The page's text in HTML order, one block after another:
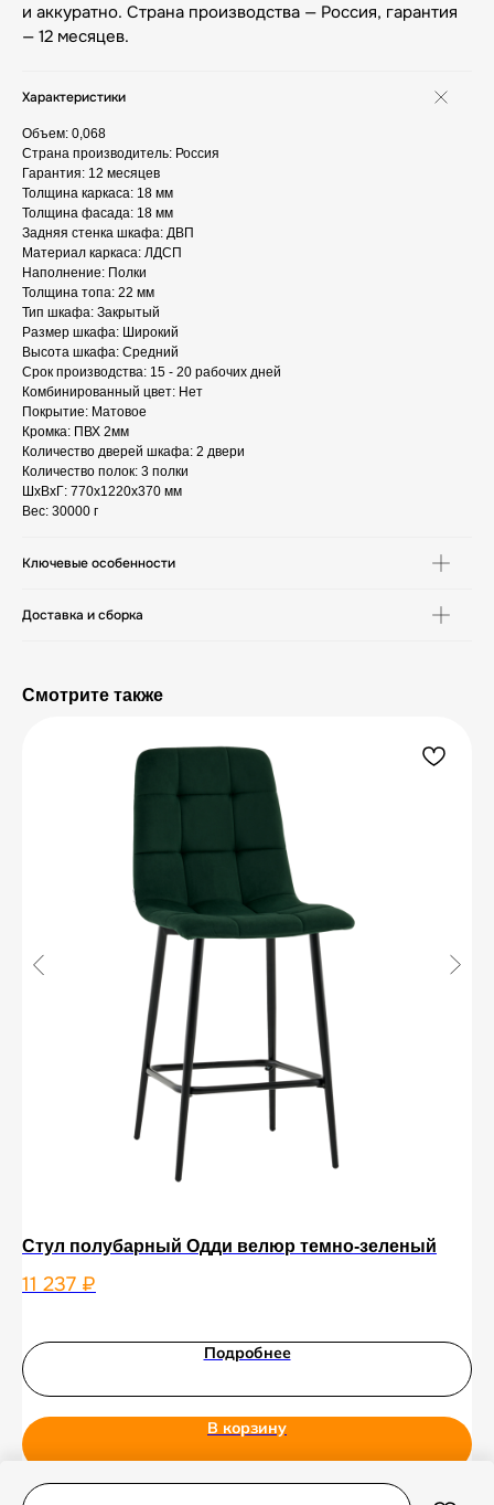
и аккуратно. Страна производства — Россия, гарантия
— 12 месяцев.
Характеристики
Объем: 0,068
Страна производитель: Россия
Гарантия: 12 месяцев
Толщина каркаса: 18 мм
Толщина фасада: 18 мм
Задняя стенка шкафа: ДВП
Материал каркаса: ЛДСП
Наполнение: Полки
Толщина топа: 22 мм
Тип шкафа: Закрытый
Размер шкафа: Широкий
Высота шкафа: Средний
Срок производства: 15 - 20 рабочих дней
Комбинированный цвет: Нет
Покрытие: Матовое
Кромка: ПВХ 2мм
Количество дверей шкафа: 2 двери
Количество полок: 3 полки
ШxВxГ: 770x1220x370 мм
Вес: 30000 г
Ключевые особенности
Доставка и сборка
Смотрите также
Стул полубарный Одди велюр темно-зеленый
11 237 ₽
Подробнее
В корзину